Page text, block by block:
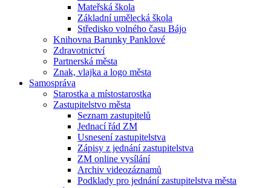
Mateřská škola
Základní umělecká škola
Středisko volného času Bájo
Knihovna Barunky Panklové
Zdravotnictví
Partnerská města
Znak, vlajka a logo města
Samospráva
Starostka a místostarostka
Zastupitelstvo města
Seznam zastupitelů
Jednací řád ZM
Usnesení zastupitelstva
Zápisy z jednání zastupitelstva
ZM online vysílání
Archiv videozáznamů
Podklady pro jednání zastupitelstva města